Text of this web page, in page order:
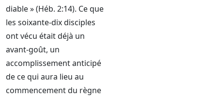
diable » (Héb. 2:14). Ce que
les soixante-dix disciples
ont vécu était déjà un
avant-goût, un
accomplissement anticipé
de ce qui aura lieu au
commencement du règne